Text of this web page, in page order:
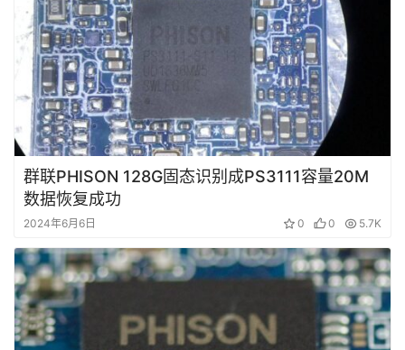
数
据
复
成
功
案
例
技
术
群联PHISON 128G固态识别成PS3111容量20M
数据恢复成功
2024年6月6日 0 0 5.7K